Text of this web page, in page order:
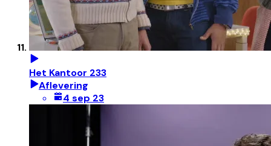
Het Kantoor 233
Aflevering
4 sep 23